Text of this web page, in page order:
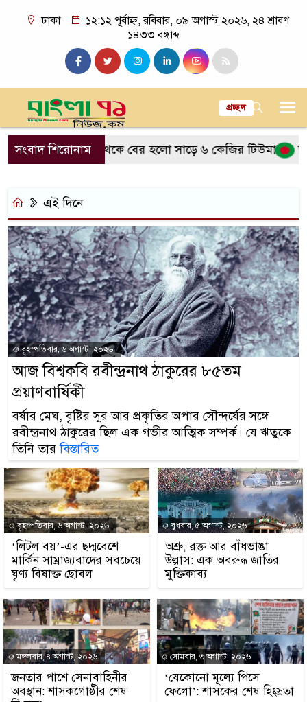
ঢাকা
১২:১২ পূর্বাহ্ন, রবিবার, ০৯ অগাস্ট ২০২৬, ২৪ শ্রাবণ
১৪৩৩ বঙ্গাব্দ
প্রচ্ছদ
সংবাদ শিরোনাম
নারীর পেট থেকে বের হলো সাড়ে ৬ কেজির টিউমার
এই দিনে
বৃহস্পতিবার, ৬ অগাস্ট, ২০২৬
আজ বিশ্বকবি রবীন্দ্রনাথ ঠাকুরের ৮৫তম
প্রয়াণবার্ষিকী
বর্ষার মেঘ, বৃষ্টির সুর আর প্রকৃতির অপার সৌন্দর্যের সঙ্গে
রবীন্দ্রনাথ ঠাকুরের ছিল এক গভীর আত্মিক সম্পর্ক। যে ঋতুকে
তিনি তারবিস্তারিত
বৃহস্পতিবার, ৬ অগাস্ট, ২০২৬
‘লিটল বয়’-এর ছদ্মবেশে
মার্কিন সাম্রাজ্যবাদের সবচেয়ে
ঘৃণ্য বিষাক্ত ছোবল
বুধবার, ৫ অগাস্ট, ২০২৬
অশ্রু, রক্ত আর বাঁধভাঙা
উল্লাস: এক অবরুদ্ধ জাতির
মুক্তিকাব্য
মঙ্গলবার, ৪ অগাস্ট, ২০২৬
জনতার পাশে সেনাবাহিনীর
অবস্থান: শাসকগোষ্ঠীর শেষ
সোমবার, ৩ অগাস্ট, ২০২৬
‘যেকোনো মূল্যে পিসে
ফেলো’: শাসকের শেষ হিংস্রতা